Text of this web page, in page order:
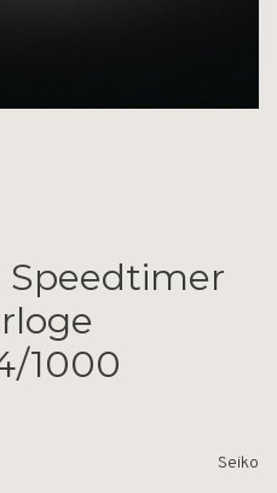
Speedtimer
1000
Seiko